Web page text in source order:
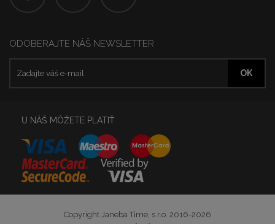
ODOBERAJTE NÁŠ NEWSLETTER
U NÁŠ MÔŽETE PLATIŤ
Copyright Janeba Time, s.r.o. 2016-2026